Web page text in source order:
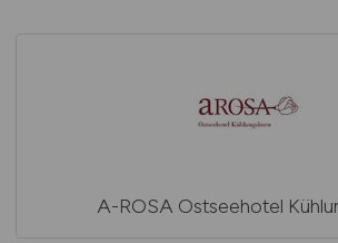
A-ROSA Ostseehotel